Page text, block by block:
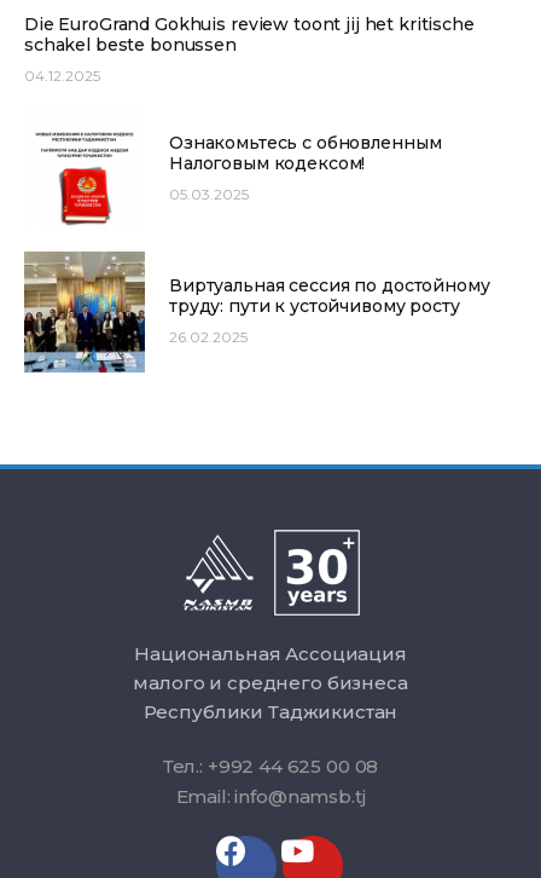
Die EuroGrand Gokhuis review toont jij het kritische
schakel beste bonussen
04.12.2025
Ознакомьтесь с обновленным
Налоговым кодексом!
05.03.2025
Виртуальная сессия по достойному
труду: пути к устойчивому росту
26.02.2025
Национальная Ассоциация
малого и среднего бизнеса
Республики Таджикистан
Тел.: +992 44 625 00 08
Email: info@namsb.tj